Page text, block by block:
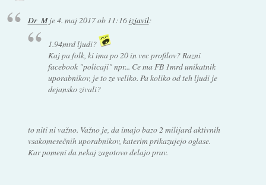
Dr_Mje4. maj 2017 ob 11:16izjavil:
1.94mrd ljudi?
Kaj pa folk, ki ima po 20 in vec profilov? Razni
facebook "policaji" npr... Ce ma FB 1mrd unikatnik
uporabnikov, je to ze veliko. Pa koliko od teh ljudi je
dejansko zivali?
to niti ni važno. Važno je, da imajo bazo 2 milijard aktivnih
vsakomesečnih uporabnikov, katerim prikazujejo oglase.
Kar pomeni da nekaj zagotovo delajo prav.